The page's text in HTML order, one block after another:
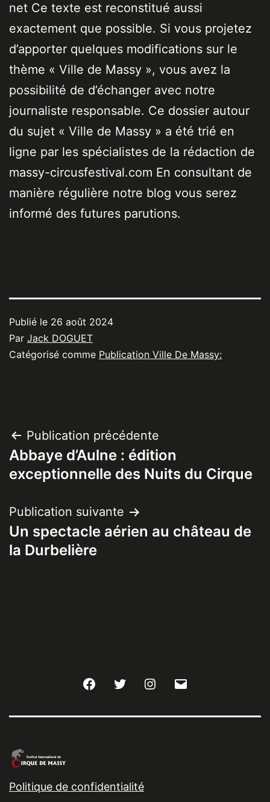
net Ce texte est reconstitué aussi
exactement que possible. Si vous projetez
d’apporter quelques modifications sur le
thème « Ville de Massy », vous avez la
possibilité de d’échanger avec notre
journaliste responsable. Ce dossier autour
du sujet « Ville de Massy » a été trié en
ligne par les spécialistes de la rédaction de
massy-circusfestival.com En consultant de
manière régulière notre blog vous serez
informé des futures parutions.
Publié le 26 août 2024
Par Jack DOGUET
Catégorisé comme Publication Ville De Massy:
Navigation
de
Publication précédente
Abbaye d’Aulne : édition
exceptionnelle des Nuits du Cirque
Publication suivante
Un spectacle aérien au château de
la Durbelière
FacebookTwitter Instagram
Politique de confidentialité